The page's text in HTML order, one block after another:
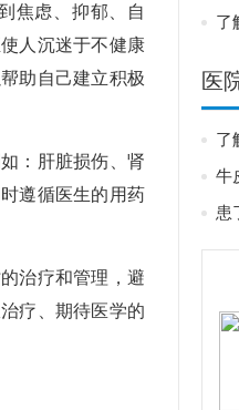
焦虑、抑郁、自
人沉迷于不健康
助自己建立积极
：肝脏损伤、肾
遵循医生的用药
治疗和管理，避
疗、期待医学的
了
医
了
牛
患